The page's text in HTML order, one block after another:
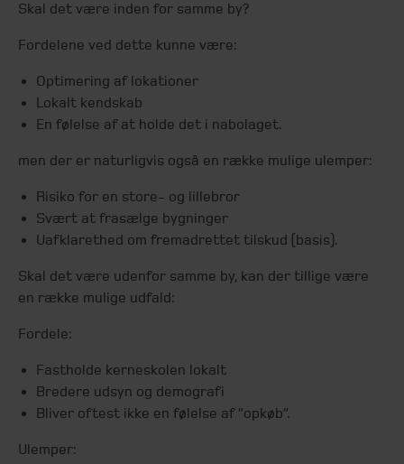
Skal det være inden for samme by?
Fordelene ved dette kunne være:
Optimering af lokationer
Lokalt kendskab
En følelse af at holde det i nabolaget.
men der er naturligvis også en række mulige ulemper:
Risiko for en store- og lillebror
Svært at frasælge bygninger
Uafklarethed om fremadrettet tilskud (basis).
Skal det være udenfor samme by, kan der tillige være
en række mulige udfald:
Fordele:
Fastholde kerneskolen lokalt
Bredere udsyn og demografi
Bliver oftest ikke en følelse af ”opkøb”.
Ulemper: